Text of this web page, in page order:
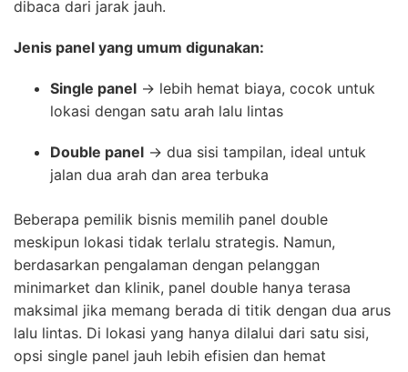
dibaca dari jarak jauh.
Jenis panel yang umum digunakan:
Single panel → lebih hemat biaya, cocok untuk
lokasi dengan satu arah lalu lintas
Double panel → dua sisi tampilan, ideal untuk
jalan dua arah dan area terbuka
Beberapa pemilik bisnis memilih panel double
meskipun lokasi tidak terlalu strategis. Namun,
berdasarkan pengalaman dengan pelanggan
minimarket dan klinik, panel double hanya terasa
maksimal jika memang berada di titik dengan dua arus
lalu lintas. Di lokasi yang hanya dilalui dari satu sisi,
opsi single panel jauh lebih efisien dan hemat